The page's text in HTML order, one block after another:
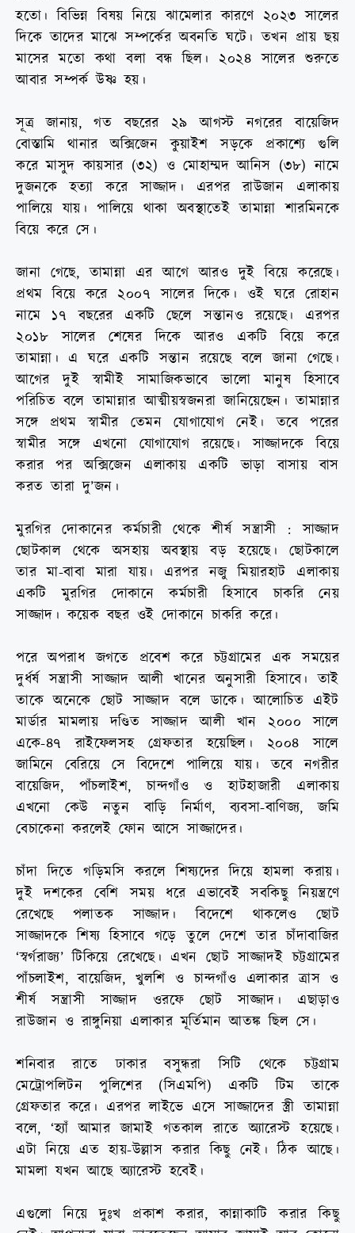
হতো। বিভিন্ন বিষয় নিয়ে ঝামেলার কারণে ২০২৩ সালের
দিকে তাদের মাঝে সম্পর্কের অবনতি ঘটে। তখন প্রায় ছয়
মাসের মতো কথা বলা বন্ধ ছিল। ২০২৪ সালের শুরুতে
আবার সম্পর্ক উষ্ণ হয়।
সূত্র জানায়, গত বছরের ২৯ আগস্ট নগরের বায়েজিদ
বোস্তামি থানার অক্সিজেন কুয়াইশ সড়কে প্রকাশ্যে গুলি
করে মাসুদ কায়সার (৩২) ও মোহাম্মদ আনিস (৩৮) নামে
দুজনকে হত্যা করে সাজ্জাদ। এরপর রাউজান এলাকায়
পালিয়ে যায়। পালিয়ে থাকা অবস্থাতেই তামান্না শারমিনকে
বিয়ে করে সে।
জানা গেছে, তামান্না এর আগে আরও দুই বিয়ে করেছে।
প্রথম বিয়ে করে ২০০৭ সালের দিকে। ওই ঘরে রোহান
নামে ১৭ বছরের একটি ছেলে সন্তানও রয়েছে। এরপর
২০১৮ সালের শেষের দিকে আরও একটি বিয়ে করে
তামান্না। এ ঘরে একটি সন্তান রয়েছে বলে জানা গেছে।
আগের দুই স্বামীই সামাজিকভাবে ভালো মানুষ হিসাবে
পরিচিত বলে তামান্নার আত্মীয়স্বজনরা জানিয়েছেন। তামান্নার
সঙ্গে প্রথম স্বামীর তেমন যোগাযোগ নেই। তবে পরের
স্বামীর সঙ্গে এখনো যোগাযোগ রয়েছে। সাজ্জাদকে বিয়ে
করার পর অক্সিজেন এলাকায় একটি ভাড়া বাসায় বাস
করত তারা দু’জন।
মুরগির দোকানের কর্মচারী থেকে শীর্ষ সন্ত্রাসী : সাজ্জাদ
ছোটকাল থেকে অসহায় অবস্থায় বড় হয়েছে। ছোটকালে
তার মা-বাবা মারা যায়। এরপর নজু মিয়ারহাট এলাকায়
একটি মুরগির দোকানে কর্মচারী হিসাবে চাকরি নেয়
সাজ্জাদ। কয়েক বছর ওই দোকানে চাকরি করে।
পরে অপরাধ জগতে প্রবেশ করে চট্টগ্রামের এক সময়ের
দুর্ধর্ষ সন্ত্রাসী সাজ্জাদ আলী খানের অনুসারী হিসাবে। তাই
তাকে অনেকে ছোট সাজ্জাদ বলে ডাকে। আলোচিত এইট
মার্ডার মামলায় দণ্ডিত সাজ্জাদ আলী খান ২০০০ সালে
একে-৪৭ রাইফেলসহ গ্রেফতার হয়েছিল। ২০০৪ সালে
জামিনে বেরিয়ে সে বিদেশে পালিয়ে যায়। তবে নগরীর
বায়েজিদ, পাঁচলাইশ, চান্দগাঁও ও হাটহাজারী এলাকায়
এখনো কেউ নতুন বাড়ি নির্মাণ, ব্যবসা-বাণিজ্য, জমি
বেচাকেনা করলেই ফোন আসে সাজ্জাদের।
চাঁদা দিতে গড়িমসি করলে শিষ্যদের দিয়ে হামলা করায়।
দুই দশকের বেশি সময় ধরে এভাবেই সবকিছু নিয়ন্ত্রণে
রেখেছে পলাতক সাজ্জাদ। বিদেশে থাকলেও ছোট
সাজ্জাদকে শিষ্য হিসাবে গড়ে তুলে দেশে তার চাঁদাবাজির
‘স্বর্গরাজ্য’ টিকিয়ে রেখেছে। এখন ছোট সাজ্জাদই চট্টগ্রামের
পাঁচলাইশ, বায়েজিদ, খুলশি ও চান্দগাঁও এলাকার ত্রাস ও
শীর্ষ সন্ত্রাসী সাজ্জাদ ওরফে ছোট সাজ্জাদ। এছাড়াও
রাউজান ও রাঙ্গুনিয়া এলাকার মূর্তিমান আতঙ্ক ছিল সে।
শনিবার রাতে ঢাকার বসুন্ধরা সিটি থেকে চট্টগ্রাম
মেট্রোপলিটন পুলিশের (সিএমপি) একটি টিম তাকে
গ্রেফতার করে। এরপর লাইভে এসে সাজ্জাদের স্ত্রী তামান্না
বলে, ‘হ্যাঁ আমার জামাই গতকাল রাতে অ্যারেস্ট হয়েছে।
এটা নিয়ে এত হায়-উল্লাস করার কিছু নেই। ঠিক আছে।
মামলা যখন আছে অ্যারেস্ট হবেই।
এগুলো নিয়ে দুঃখ প্রকাশ করার, কান্নাকাটি করার কিছু